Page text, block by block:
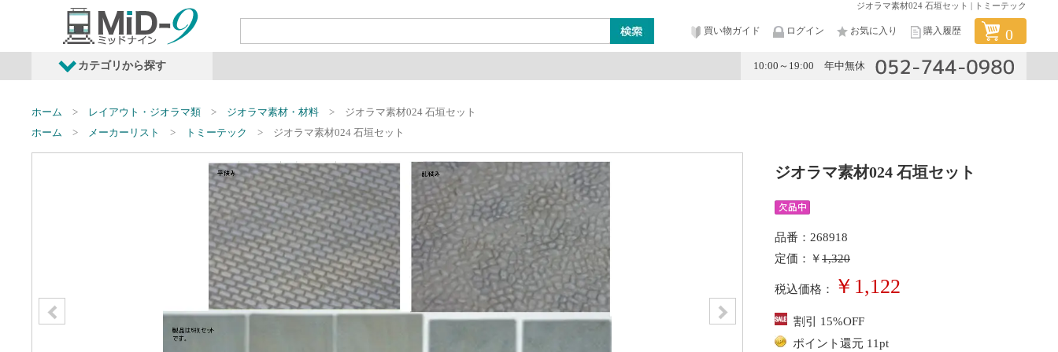
ジオラマ素材024 石垣セット | トミーテック
買い物ガイド ログイン お気に入り 購入履歴 0
カテゴリから探す 10:00～19:00 年中無休
発売予定商品 鉄道車両・オプション レイアウト・ジオラマ類
ホーム レイアウト・ジオラマ類 ジオラマ素材・材料
ジオラマ素材024 石垣セット
ホーム
メーカーリスト トミーテック ジオラマ素材024 石垣セット
ジオラマ素材024 石垣セット
品番：268918
定価：￥1,320
税込価格： ￥1,122
割引 15%OFF
ポイント還元 11pt